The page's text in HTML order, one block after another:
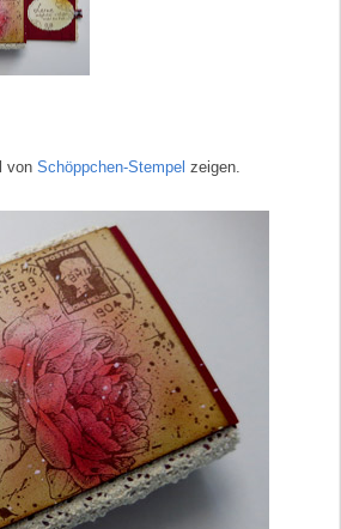
von Schöppchen-Stempel zeigen.